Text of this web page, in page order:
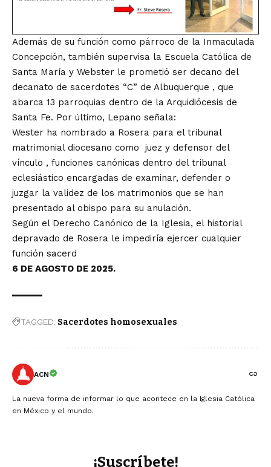
Además de su función como párroco de la Inmaculada
Concepción, también supervisa la Escuela Católica de
Santa María y Webster le prometió ser decano del
decanato de sacerdotes “C” de Albuquerque , que
abarca 13 parroquias dentro de la Arquidiócesis de
Santa Fe. Por último, Lepano señala:
Wester ha nombrado a Rosera para el tribunal
matrimonial diocesano como juez y defensor del
vínculo , funciones canónicas dentro del tribunal
eclesiástico encargadas de examinar, defender o
juzgar la validez de los matrimonios que se han
presentado al obispo para su anulación.
Según el Derecho Canónico de la Iglesia, el historial
depravado de Rosera le impediría ejercer cualquier
función sacerd
6 DE AGOSTO DE 2025.
TAGGED: Sacerdotes homosexuales
ACN
La nueva forma de informar lo que acontece en la Iglesia Católica
en México y el mundo.
¡Suscríbete!